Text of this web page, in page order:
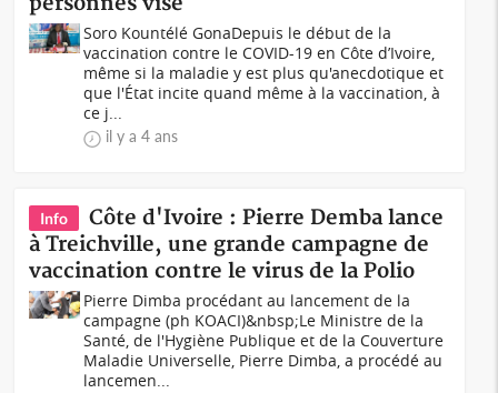
Soro Kountélé GonaDepuis le début de la
vaccination contre le COVID-19 en Côte d’Ivoire,
même si la maladie y est plus qu'anecdotique et
que l'État incite quand même à la vaccination, à
ce j...
il y a 4 ans
Info
Côte d'Ivoire : Pierre Demba lance
à Treichville, une grande campagne de
vaccination contre le virus de la Polio
Pierre Dimba procédant au lancement de la
campagne (ph KOACI)&nbsp;Le Ministre de la
Santé, de l'Hygiène Publique et de la Couverture
Maladie Universelle, Pierre Dimba, a procédé au
lancemen...